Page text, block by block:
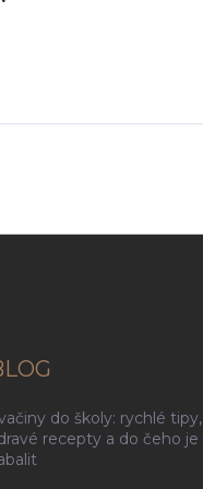
do školy: rychlé tipy,
recepty a do čeho je